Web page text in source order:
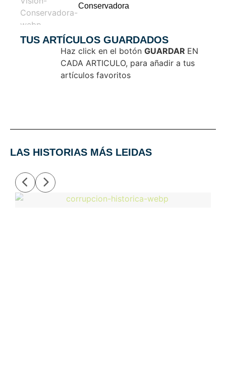
Conservadora
TUS ARTÍCULOS GUARDADOS
Haz click en el botón GUARDAR EN
CADA ARTICULO, para añadir a tus
artículos favoritos
LAS HISTORIAS MÁS LEIDAS